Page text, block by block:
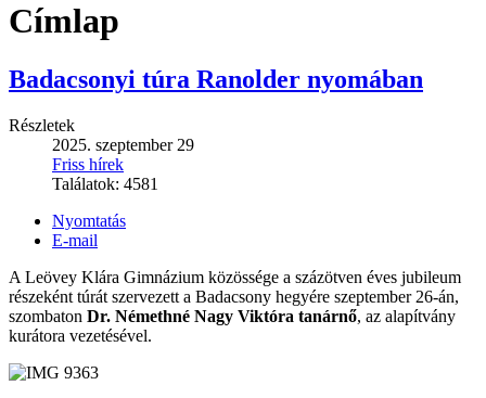
Címlap
Badacsonyi túra Ranolder nyomában
Részletek
2025. szeptember 29
Friss hírek
Találatok: 4581
Nyomtatás
E-mail
A Leövey Klára Gimnázium közössége a százötven éves jubileum
részeként túrát szervezett a Badacsony hegyére szeptember 26-án,
szombaton Dr. Némethné Nagy Viktóra tanárnő, az alapítvány
kurátora vezetésével.